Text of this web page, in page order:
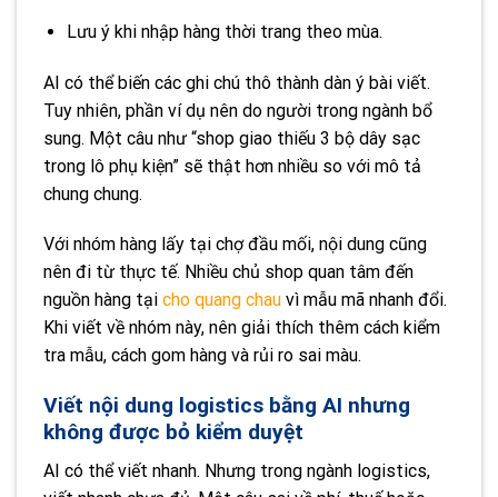
Lưu ý khi nhập hàng thời trang theo mùa.
AI có thể biến các ghi chú thô thành dàn ý bài viết.
Tuy nhiên, phần ví dụ nên do người trong ngành bổ
sung. Một câu như “shop giao thiếu 3 bộ dây sạc
trong lô phụ kiện” sẽ thật hơn nhiều so với mô tả
chung chung.
Với nhóm hàng lấy tại chợ đầu mối, nội dung cũng
nên đi từ thực tế. Nhiều chủ shop quan tâm đến
nguồn hàng tại cho quang chau vì mẫu mã nhanh đổi.
Khi viết về nhóm này, nên giải thích thêm cách kiểm
tra mẫu, cách gom hàng và rủi ro sai màu.
Viết nội dung logistics bằng AI nhưng
không được bỏ kiểm duyệt
AI có thể viết nhanh. Nhưng trong ngành logistics,